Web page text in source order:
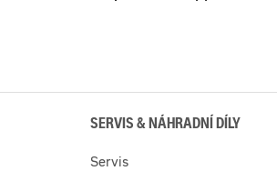
SERVIS & NÁHRADNÍ DÍLY
Servis